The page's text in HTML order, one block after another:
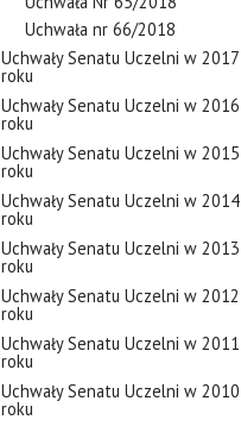
Uchwała nr 66/2018
Uchwały Senatu Uczelni w 2017
roku
Uchwały Senatu Uczelni w 2016
roku
Uchwały Senatu Uczelni w 2015
roku
Uchwały Senatu Uczelni w 2014
roku
Uchwały Senatu Uczelni w 2013
roku
Uchwały Senatu Uczelni w 2012
roku
Uchwały Senatu Uczelni w 2011
roku
Uchwały Senatu Uczelni w 2010
roku